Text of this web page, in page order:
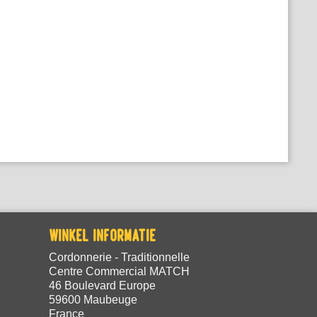
WINKEL INFORMATIE
Cordonnerie - Traditionnelle
Centre Commercial MATCH
46 Boulevard Europe
59600 Maubeuge
France